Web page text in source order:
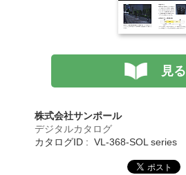
見る
株式会社サンポール
デジタルカタログ
カタログID : VL-368-SOL series